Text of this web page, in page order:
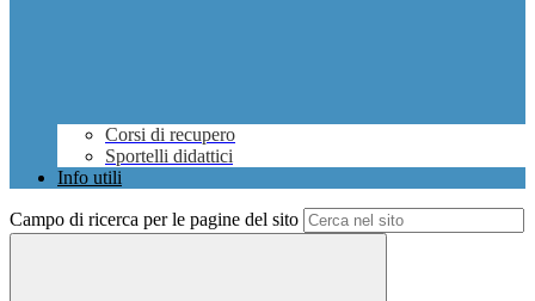
Corsi di recupero
Sportelli didattici
Info utili
Campo di ricerca per le pagine del sito